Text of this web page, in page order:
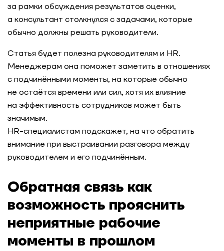
за рамки обсуждения результатов оценки,
а консультант столкнулся с задачами, которые
обычно должны решать руководители.
Статья будет полезна руководителям и HR.
Менеджерам она поможет заметить в отношениях
с подчинёнными моменты, на которые обычно
не остаётся времени или сил, хотя их влияние
на эффективность сотрудников может быть
значимым.
HR-специалистам подскажет, на что обратить
внимание при выстраивании разговора между
руководителем и его подчинённым.
Обратная связь как
возможность прояснить
неприятные рабочие
моменты в прошлом